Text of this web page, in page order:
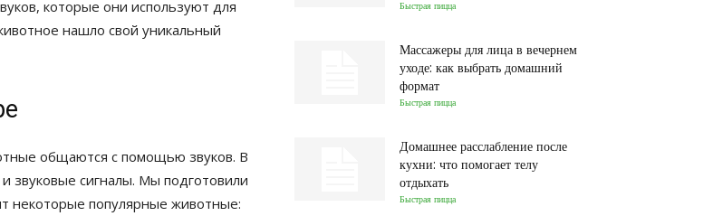
которые они используют для
нашло свой уникальный
общаются с помощью звуков. В
звуковые сигналы. Мы подготовили
некоторые популярные животные:
Быстрая пицца
Массажеры для лица в вечернем
уходе: как выбрать домашний
формат
Быстрая пицца
Домашнее расслабление после
кухни: что помогает телу
отдыхать
Быстрая пицца